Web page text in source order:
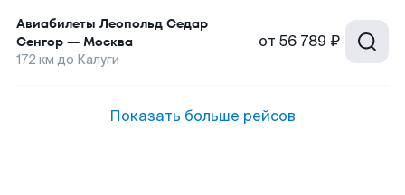
Авиабилеты Леопольд Седар
Сенгор — Москва
172 км до Калуги
от 56 789 ₽
Показать больше рейсов